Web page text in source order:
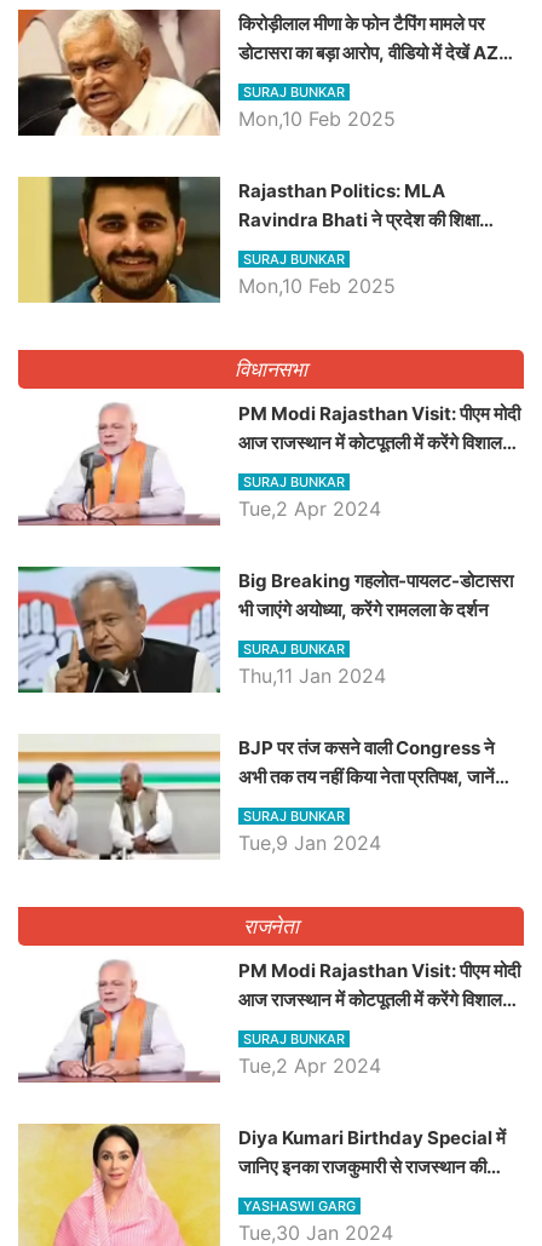
किरोड़ीलाल मीणा के फोन टैपिंग मामले पर
डोटासरा का बड़ा आरोप, वीडियो में देखें AZ
बड़ी खबरें
SURAJ BUNKAR
Mon,10 Feb 2025
Rajasthan Politics: MLA
Ravindra Bhati ने प्रदेश की शिक्षा
व्यवस्था पर उठाए सवाल, Madan
Dilawar पर हमला करते हुए गिनवाये खाली
SURAJ BUNKAR
Mon,10 Feb 2025
विधानसभा
PM Modi Rajasthan Visit: पीएम मोदी
आज राजस्थान में कोटपूतली में करेंगे विशाल
रैली, एक सभा से 8 सीटों पर साधेगें निशाना
SURAJ BUNKAR
Tue,2 Apr 2024
Big Breaking गहलोत-पायलट-डोटासरा
भी जाएंगे अयोध्या, करेंगे रामलला के दर्शन
SURAJ BUNKAR
Thu,11 Jan 2024
BJP पर तंज कसने वाली Congress ने
अभी तक तय नहीं किया नेता प्रतिपक्ष, जानें
कौन होगा दावेदार
SURAJ BUNKAR
Tue,9 Jan 2024
राजनेता
PM Modi Rajasthan Visit: पीएम मोदी
आज राजस्थान में कोटपूतली में करेंगे विशाल
रैली, एक सभा से 8 सीटों पर साधेगें निशाना
SURAJ BUNKAR
Tue,2 Apr 2024
Diya Kumari Birthday Special में
जानिए इनका राजकुमारी से राजस्थान की
डिप्टी सीएम बनने तक का सफर, एक क्लिक में
जाने पूरा जीवन परिचय
YASHASWI GARG
Tue,30 Jan 2024